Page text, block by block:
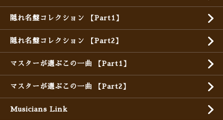
隠れ名盤コレクション 【Part1】
隠れ名盤コレクション 【Part2】
マスターが選ぶこの一曲 【Part1】
マスターが選ぶこの一曲 【Part2】
Musicians Link